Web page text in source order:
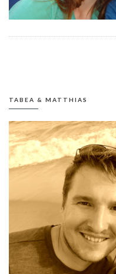
TABEA & MATTHIAS